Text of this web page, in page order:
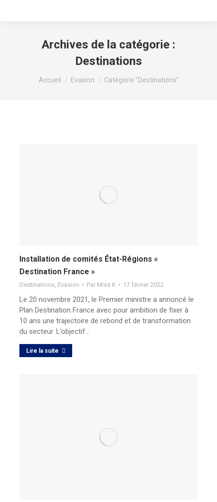
Archives de la catégorie :
Destinations
Vous êtes ici :
Accueil Evasion Catégorie "Destinations"
Installation de comités État-Régions «
Destination France »
Destinations, Evasion Par Miss K 17 février 2022
Le 20 novembre 2021, le Premier ministre a annoncé le
Plan Destination France avec pour ambition de fixer à
10 ans une trajectoire de rebond et de transformation
du secteur. L’objectif…
Lire la suite